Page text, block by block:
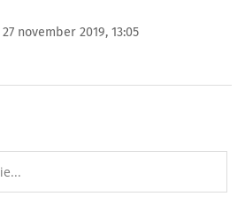
| 27 november 2019, 13:05